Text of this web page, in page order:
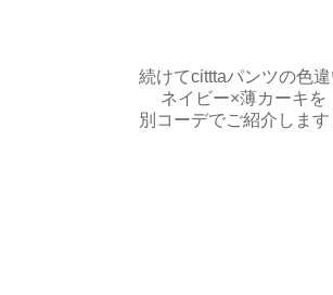
続けてcitttaパンツの色違
ネイビー×薄カーキを
別コーデでご紹介します